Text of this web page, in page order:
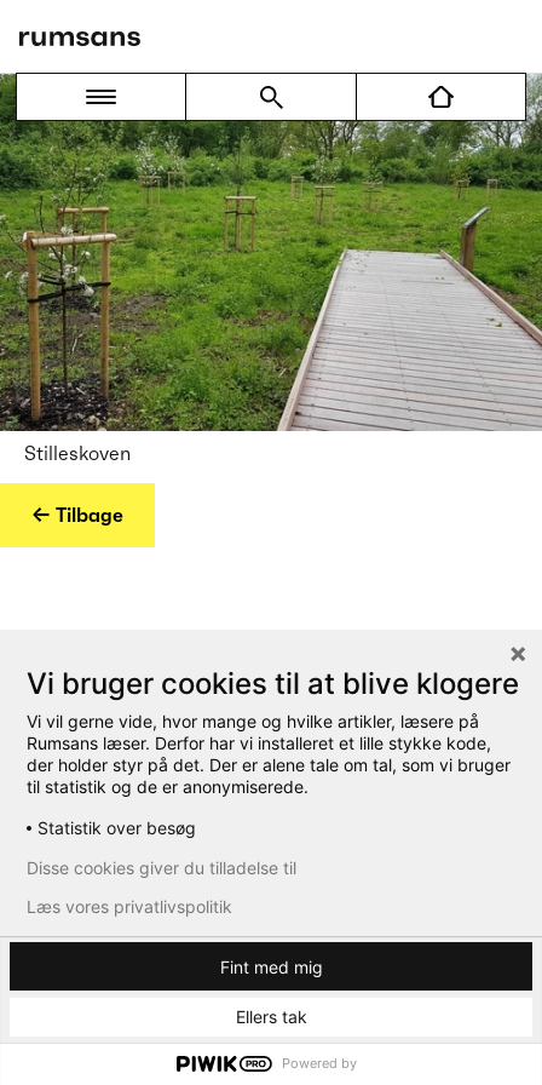
Stilleskoven
← Tilbage
Vi bruger cookies til at blive klogere
Vi vil gerne vide, hvor mange og hvilke artikler, læsere på
Rumsans læser. Derfor har vi installeret et lille stykke kode,
der holder styr på det. Der er alene tale om tal, som vi bruger
til statistik og de er anonymiserede.
Statistik over besøg
Fint med mig
Ellers tak
Disse cookies giver du tilladelse til
Læs vores privatlivspolitik
Powered by